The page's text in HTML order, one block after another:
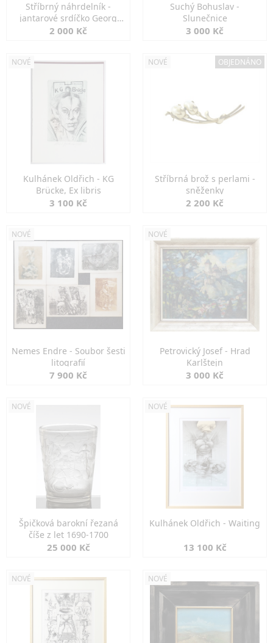
Stříbrný náhrdelník -
jantarové srdíčko Georg
Kramer
2 000 Kč
Suchý Bohuslav -
Slunečnice
3 000 Kč
NOVÉ
Kulhánek Oldřich - KG
Brücke, Ex libris
3 100 Kč
NOVÉ OBJEDNÁNO
Stříbrná brož s perlami -
sněženky
2 200 Kč
NOVÉ
Nemes Endre - Soubor šesti
litografií
7 900 Kč
NOVÉ
Petrovický Josef - Hrad
Karlštejn
3 000 Kč
NOVÉ
Špičková barokní řezaná
číše z let 1690-1700
25 000 Kč
NOVÉ
Kulhánek Oldřich - Waiting
13 100 Kč
NOVÉ NOVÉ